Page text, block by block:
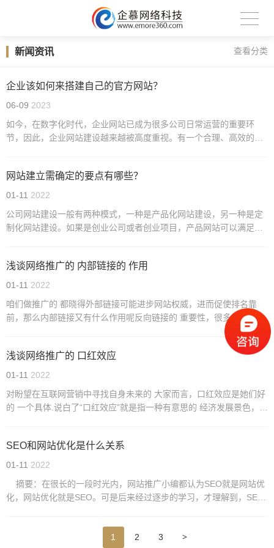
新闻资讯 查看分类
企业该如何来搭建自己的官方网站？
06-09 2023
如今，在数字化时代，企业网站已成为很多公司日常运营的重要环
节，因此，企业网站建设越来越被高度重视。有一个合理、高效的网
网站建立需确定的要点有哪些？
01-11 2022
公司网站建设一般有两种模式，一种是产品化网站建设，另一种是定
制化网站建设。如果是创业公司或者创业项目，产品网站可以满足需
浅谈网络推广的 内部链接的 作用
01-11 2022
咱们做推广的 都晓得外部链接可能进步网站权威，进而促使排名靠
前，那么内部链接又有什么作用呢反向链接的 重要性，很多SEO名目
切实到了后期就是外部链接的 交换与维护，由此也可见外部链接对网
浅谈网络推广的 口红效应
01-11 2022
对盼望在互联网营销中寻找自身未来的 大家而言，口红效应是她们好
的 一个具体.说白了“口红效应”就是指一种有意思的 经济发展景色，也
SEO和网站优化是什么关系
01-11 2022
摘要：在很长的一段时光内，网站推广小编都认为SEO就是网站优
化，网站优化就是SEO。可是后来经过逐步的学习，才理解到，SEO
1
2 3 >